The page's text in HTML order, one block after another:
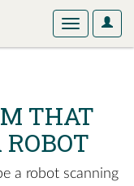
User
Toggle
THAT
a robot scanning